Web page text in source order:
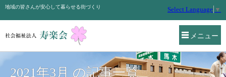
メニュー
地域の皆さんが安心して暮らせる街づくり Select Language ▼
2021年3月 の記事一覧